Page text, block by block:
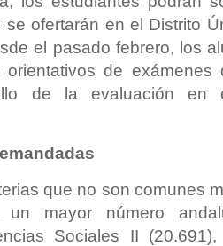
ofertarán en el Distrito
el pasado febrero, los
de
de la evaluación en
que no son comunes
mayor número
Sociales II